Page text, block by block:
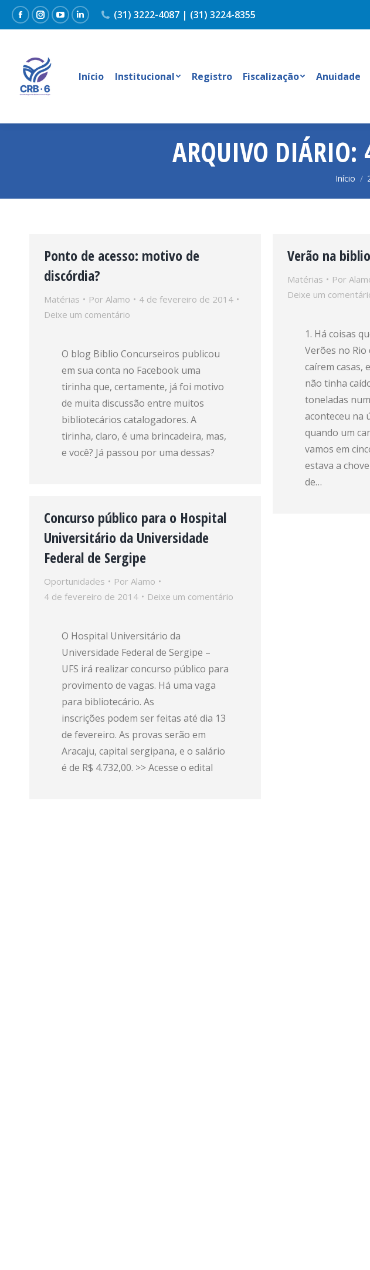
FacebookInstagram
YouTubeLinkedin
(31) 3222-4087 | (31) 3224-8355
Início Institucional Registro Fiscalização Anuidade
ARQUIVO DIÁRIO:
Você
Início
Ponto de acesso: motivo de
discórdia?
Matérias Por Alamo
4 de fevereiro de 2014
Deixe um comentário
O blog Biblio Concurseiros publicou
em sua conta no Facebook uma
tirinha que, certamente, já foi motivo
de muita discussão entre muitos
bibliotecários catalogadores. A
tirinha, claro, é uma brincadeira, mas,
e você? Já passou por uma dessas?
Verão na
Matérias Por
Deixe um
1. Há coisas
Verões no Rio
caírem casas,
não tinha
toneladas
aconteceu na
quando um
vamos em
estava a
de…
Concurso público para o Hospital
Universitário da Universidade
Federal de Sergipe
Oportunidades Por Alamo
4 de fevereiro de 2014
Deixe um comentário
O Hospital Universitário da
Universidade Federal de Sergipe –
UFS irá realizar concurso público para
provimento de vagas. Há uma vaga
para bibliotecário. As
inscrições podem ser feitas até dia 13
de fevereiro. As provas serão em
Aracaju, capital sergipana, e o salário
é de R$ 4.732,00. >> Acesse o edital